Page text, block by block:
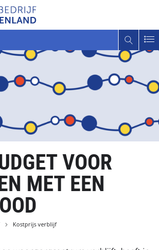
VOOR
MET EEN
Kostprijs verblijf